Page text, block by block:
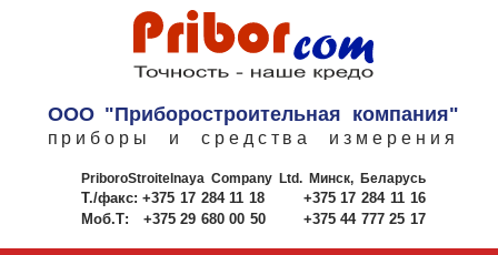
ООО "Приборостроительная компания"
приборы и средства измерения
PriboroStroitelnaya Company Ltd.Минск, Беларусь
Т./факс: +375 17 284 11 18
+375 17 284 11 16
Моб.Т:
+375 29 680 00 50 +375 44 777 25 17